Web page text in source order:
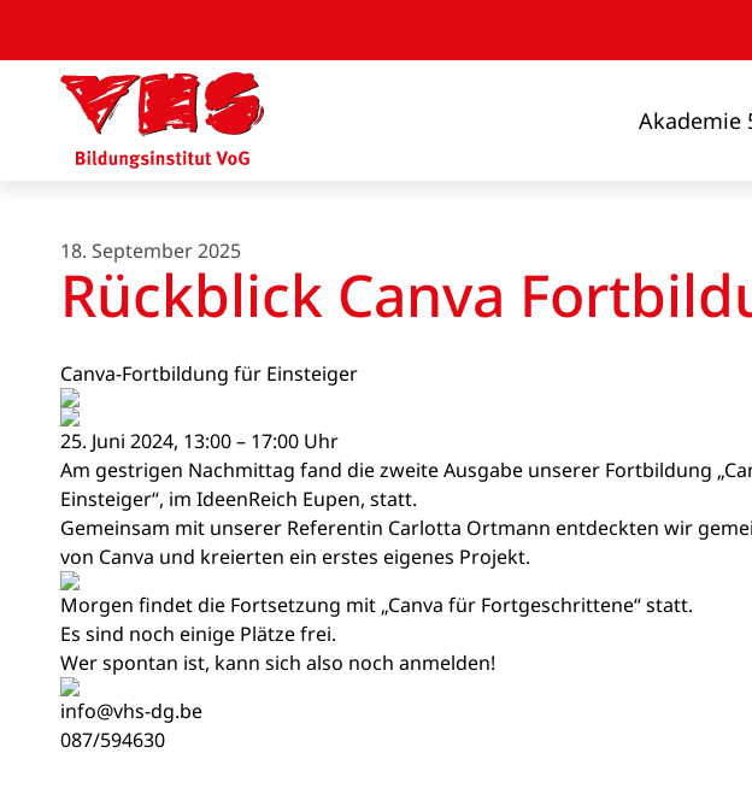
Akademie
18. September 2025
Rückblick Canva
Canva-Fortbildung für Einsteiger
25. Juni 2024, 13:00 – 17:00 Uhr
Am gestrigen Nachmittag fand die zweite Ausgabe unserer Fortbildung
Einsteiger“, im IdeenReich Eupen, statt.
Gemeinsam mit unserer Referentin Carlotta Ortmann entdeckten wir
von Canva und kreierten ein erstes eigenes Projekt.
Morgen findet die Fortsetzung mit „Canva für Fortgeschrittene“ statt.
Es sind noch einige Plätze frei.
Wer spontan ist, kann sich also noch anmelden!
info@vhs-dg.be
087/594630